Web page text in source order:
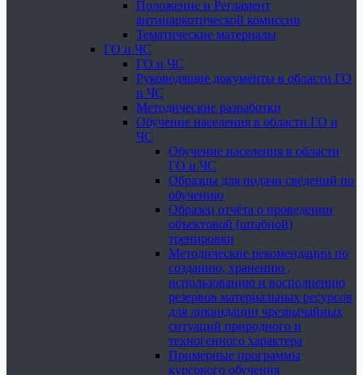
Положение и Регламент
антинаркотической комиссии
Тематические материалы
ГО и ЧС
ГО и ЧС
Руководящие документы в области ГО
и ЧС
Методические разработки
Обучение населения в области ГО и
ЧС
Обучение населения в области
ГО и ЧС
Образцы для подачи сведений по
обучению
Образец отчёта о проведении
объектовой (штабной)
тренировки
Методические рекомендации по
созданию, хранению ,
использованию и восполнению
резервов материальных ресурсов
для ликвидации чрезвычайных
ситуаций природного и
техногенного характера
Примерные программы
курсового обучения